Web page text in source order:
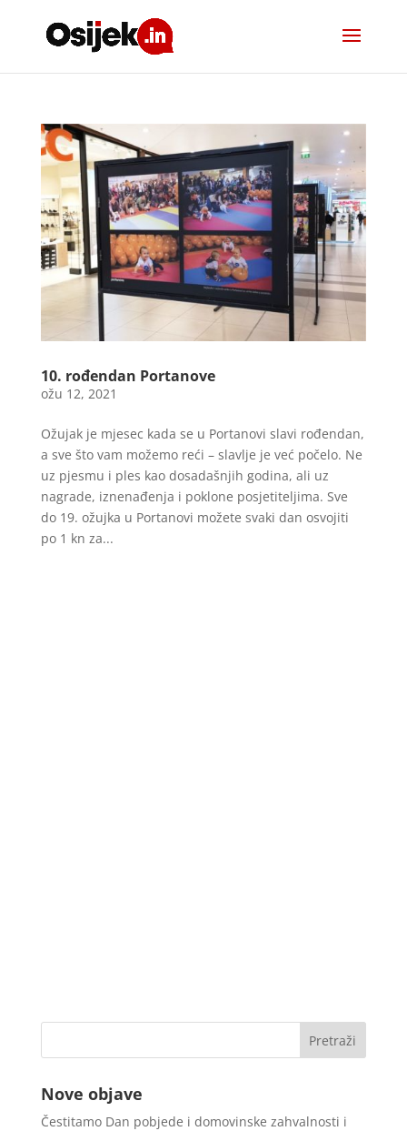
10. rođendan Portanove
ožu 12, 2021
Ožujak je mjesec kada se u Portanovi slavi rođendan,
a sve što vam možemo reći – slavlje je već počelo. Ne
uz pjesmu i ples kao dosadašnjih godina, ali uz
nagrade, iznenađenja i poklone posjetiteljima. Sve
do 19. ožujka u Portanovi možete svaki dan osvojiti
po 1 kn za...
Nove objave
Čestitamo Dan pobjede i domovinske zahvalnosti i